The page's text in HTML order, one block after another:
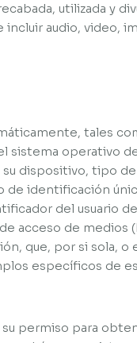
utilizada y
audio, video,
tales
sistema operativo
dispositivo, tipo
de identificación
del usuario
acceso de medios
que, por si sola, o
específicos de
permiso para